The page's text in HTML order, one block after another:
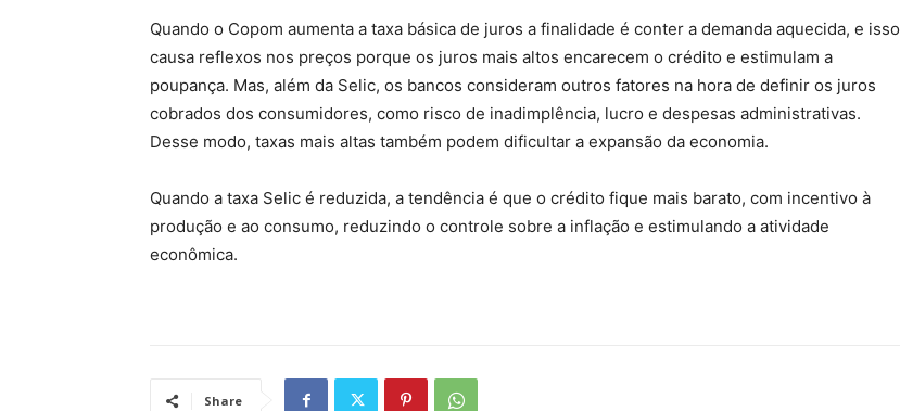
Quando o Copom aumenta a taxa básica de juros a finalidade é conter a demanda aquecida, e isso
causa reflexos nos preços porque os juros mais altos encarecem o crédito e estimulam a
poupança. Mas, além da Selic, os bancos consideram outros fatores na hora de definir os juros
cobrados dos consumidores, como risco de inadimplência, lucro e despesas administrativas.
Desse modo, taxas mais altas também podem dificultar a expansão da economia.
Quando a taxa Selic é reduzida, a tendência é que o crédito fique mais barato, com incentivo à
produção e ao consumo, reduzindo o controle sobre a inflação e estimulando a atividade
econômica.
Share